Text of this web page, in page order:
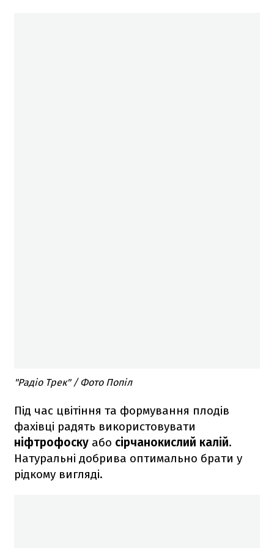
"Радіо Трек" / Фото Попіл
Під час цвітіння та формування плодів
фахівці радять використовувати
ніфтрофоску або сірчанокислий калій.
Натуральні добрива оптимально брати у
рідкому вигляді.